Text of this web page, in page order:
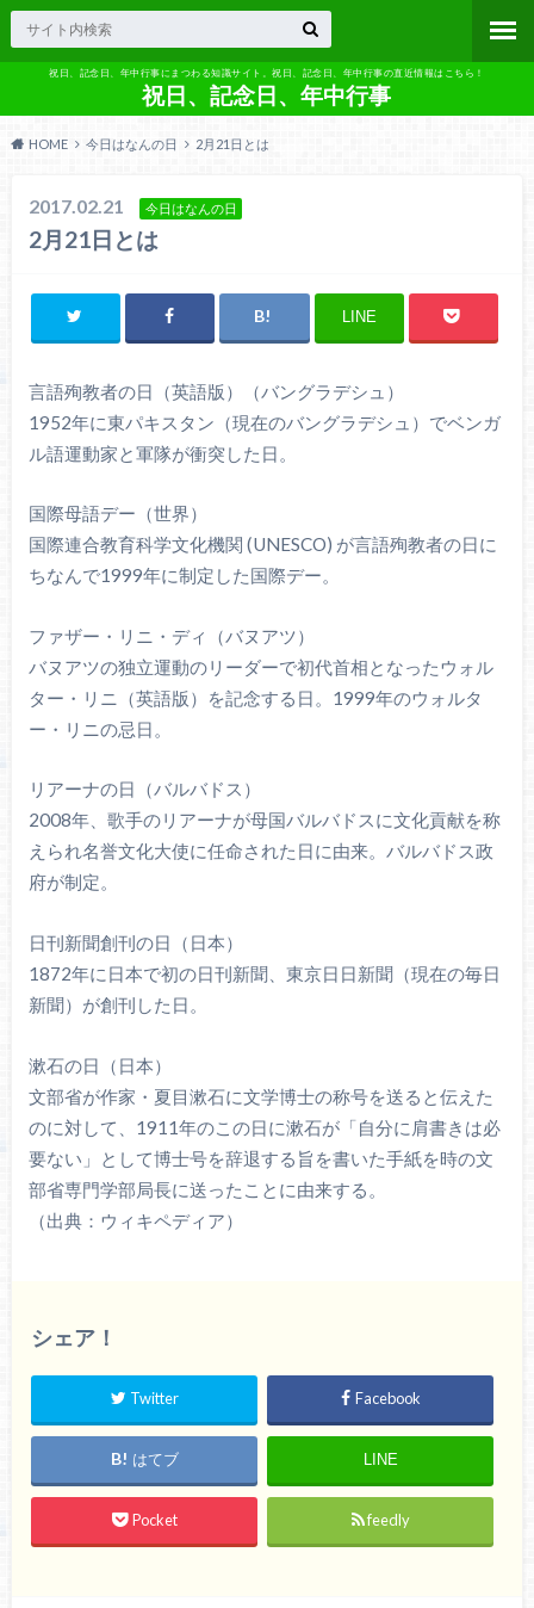
祝日、記念日、年中行事にまつわる知識サイト。祝日、記念日、年中行事の直近情報はこちら！
祝日、記念日、年中行事
HOME 今日はなんの日 2月21日とは
2017.02.21 今日はなんの日
2月21日とは
LINE
言語殉教者の日（英語版）（バングラデシュ）
1952年に東パキスタン（現在のバングラデシュ）でベンガ
ル語運動家と軍隊が衝突した日。
国際母語デー（世界）
国際連合教育科学文化機関 (UNESCO) が言語殉教者の日に
ちなんで1999年に制定した国際デー。
ファザー・リニ・ディ（バヌアツ）
バヌアツの独立運動のリーダーで初代首相となったウォル
ター・リニ（英語版）を記念する日。1999年のウォルタ
ー・リニの忌日。
リアーナの日（バルバドス）
2008年、歌手のリアーナが母国バルバドスに文化貢献を称
えられ名誉文化大使に任命された日に由来。バルバドス政
府が制定。
日刊新聞創刊の日（日本）
1872年に日本で初の日刊新聞、東京日日新聞（現在の毎日
新聞）が創刊した日。
漱石の日（日本）
文部省が作家・夏目漱石に文学博士の称号を送ると伝えた
のに対して、1911年のこの日に漱石が「自分に肩書きは必
要ない」として博士号を辞退する旨を書いた手紙を時の文
部省専門学部局長に送ったことに由来する。
（出典：ウィキペディア）
シェア！
Twitter Facebook
はてブ LINE
Pocket feedly